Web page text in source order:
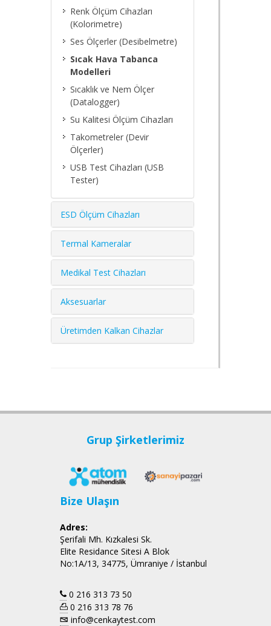
Renk Ölçüm Cihazları
(Kolorimetre)
Ses Ölçerler (Desibelmetre)
Sıcak Hava Tabanca
Modelleri
Sıcaklık ve Nem Ölçer
(Datalogger)
Su Kalitesi Ölçüm Cihazları
Takometreler (Devir
Ölçerler)
USB Test Cihazları (USB
Tester)
ESD Ölçüm Cihazları
Termal Kameralar
Medikal Test Cihazları
Aksesuarlar
Üretimden Kalkan Cihazlar
Grup Şirketlerimiz
Bize Ulaşın
Adres:
Şerifali Mh. Kızkalesi Sk.
Elite Residance Sitesi A Blok
No:1A/13, 34775, Ümraniye / İstanbul
0 216 313 73 50
0 216 313 78 76
info@cenkaytest.com